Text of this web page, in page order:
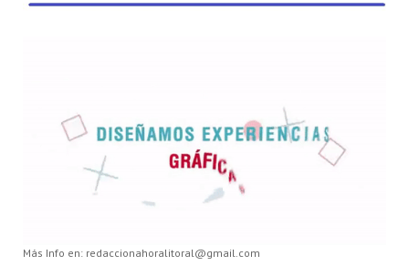
Más Info en: redaccionahoralitoral@gmail.com